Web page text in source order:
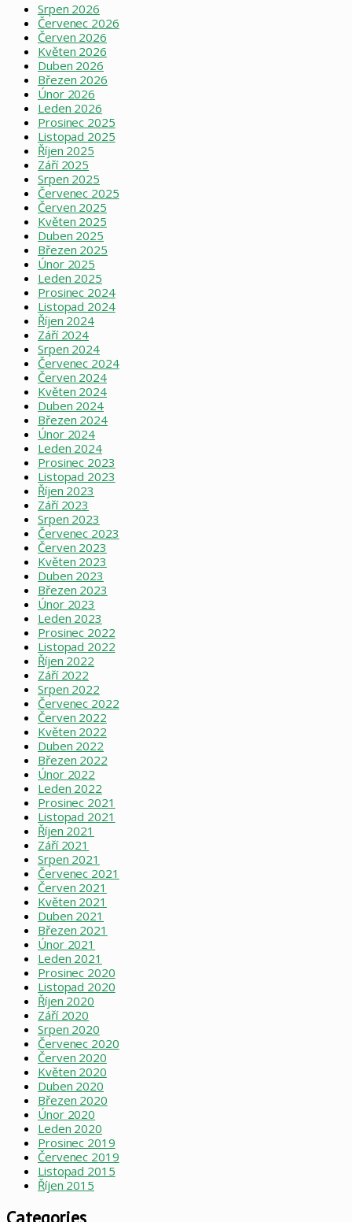
Srpen 2026
Červenec 2026
Červen 2026
Květen 2026
Duben 2026
Březen 2026
Únor 2026
Leden 2026
Prosinec 2025
Listopad 2025
Říjen 2025
Září 2025
Srpen 2025
Červenec 2025
Červen 2025
Květen 2025
Duben 2025
Březen 2025
Únor 2025
Leden 2025
Prosinec 2024
Listopad 2024
Říjen 2024
Září 2024
Srpen 2024
Červenec 2024
Červen 2024
Květen 2024
Duben 2024
Březen 2024
Únor 2024
Leden 2024
Prosinec 2023
Listopad 2023
Říjen 2023
Září 2023
Srpen 2023
Červenec 2023
Červen 2023
Květen 2023
Duben 2023
Březen 2023
Únor 2023
Leden 2023
Prosinec 2022
Listopad 2022
Říjen 2022
Září 2022
Srpen 2022
Červenec 2022
Červen 2022
Květen 2022
Duben 2022
Březen 2022
Únor 2022
Leden 2022
Prosinec 2021
Listopad 2021
Říjen 2021
Září 2021
Srpen 2021
Červenec 2021
Červen 2021
Květen 2021
Duben 2021
Březen 2021
Únor 2021
Leden 2021
Prosinec 2020
Listopad 2020
Říjen 2020
Září 2020
Srpen 2020
Červenec 2020
Červen 2020
Květen 2020
Duben 2020
Březen 2020
Únor 2020
Leden 2020
Prosinec 2019
Červenec 2019
Listopad 2015
Říjen 2015